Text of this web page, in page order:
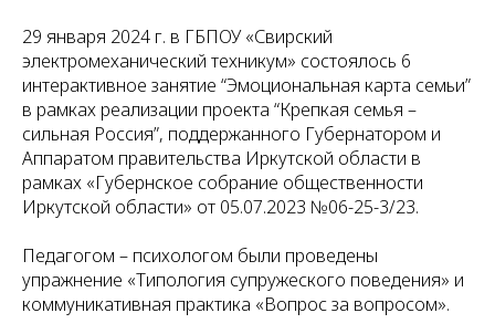
29 января 2024 г. в ГБПОУ «Свирский
электромеханический техникум» состоялось 6
интерактивное занятие “Эмоциональная карта семьи”
в рамках реализации проекта “Крепкая семья –
сильная Россия”, поддержанного Губернатором и
Аппаратом правительства Иркутской области в
рамках «Губернское собрание общественности
Иркутской области» от 05.07.2023 №06-25-3/23.
Педагогом – психологом были проведены
упражнение «Типология супружеского поведения» и
коммуникативная практика «Вопрос за вопросом».